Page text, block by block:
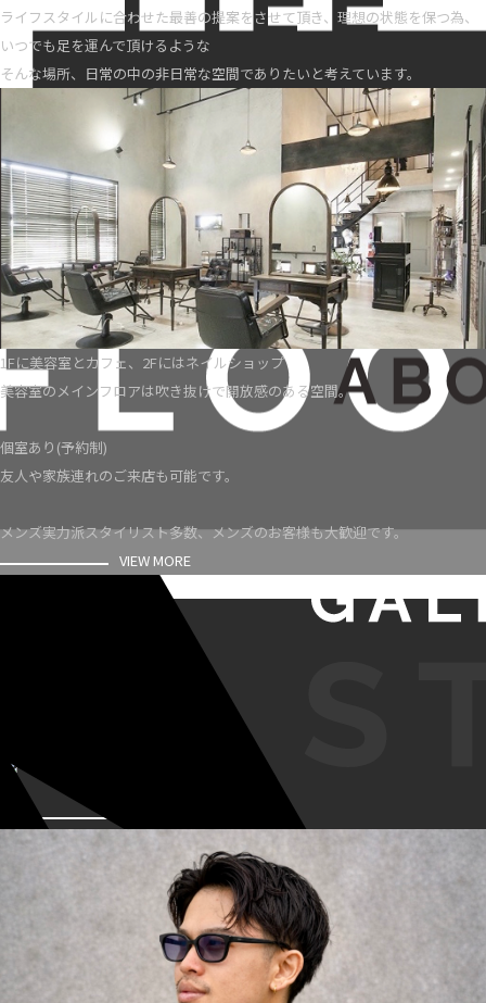
ライフスタイルに合わせた最善の提案をさせて頂き、理想の状態を保つ為、
いつでも足を運んで頂けるような
そんな場所、日常の中の非日常な空間でありたいと考えています。
1Fに美容室とカフェ、2Fにはネイルショップ
美容室のメインフロアは吹き抜けで開放感のある空間。
個室あり(予約制)
友人や家族連れのご来店も可能です。
メンズ実力派スタイリスト多数、メンズのお客様も大歓迎です。
VIEW MORE